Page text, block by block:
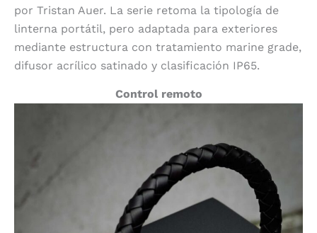
por Tristan Auer. La serie retoma la tipología de
linterna portátil, pero adaptada para exteriores
mediante estructura con tratamiento marine grade,
difusor acrílico satinado y clasificación IP65.
Control remoto